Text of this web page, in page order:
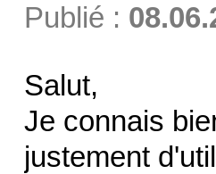
Publié :
Salut,
Je connais
justement